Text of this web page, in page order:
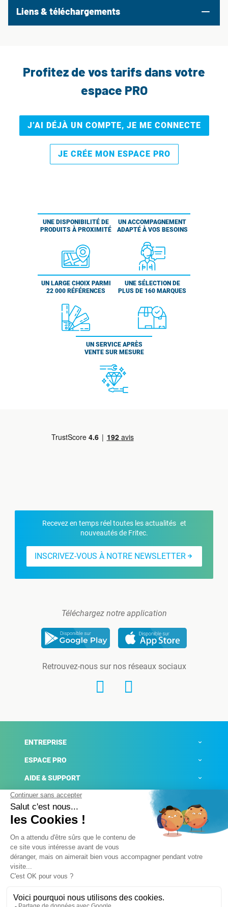
Liens & téléchargements
Profitez de vos tarifs dans votre
espace PRO
J’AI DÉJÀ UN COMPTE, JE ME CONNECTE
JE CRÉE MON ESPACE PRO
UNE DISPONIBILITÉ DE
PRODUITS À PROXIMITÉ
UN ACCOMPAGNEMENT
ADAPTÉ À VOS BESOINS
UN LARGE CHOIX PARMI
22 000 RÉFÉRENCES
UNE SÉLECTION DE
PLUS DE 160 MARQUES
UN SERVICE APRÈS
VENTE SUR MESURE
Recevez en temps réel toutes les actualités et
nouveautés de Fritec.
INSCRIVEZ-VOUS À NOTRE NEWSLETTER
Téléchargez notre application
Retrouvez-nous sur nos réseaux sociaux
ENTREPRISE
ESPACE PRO
AIDE & SUPPORT
ACTUALITÉS
Mentions légales
Conditions générales de ventes